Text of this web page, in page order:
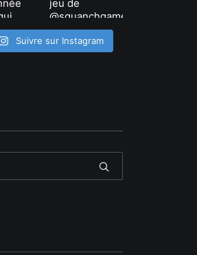
Suivre sur Instagram